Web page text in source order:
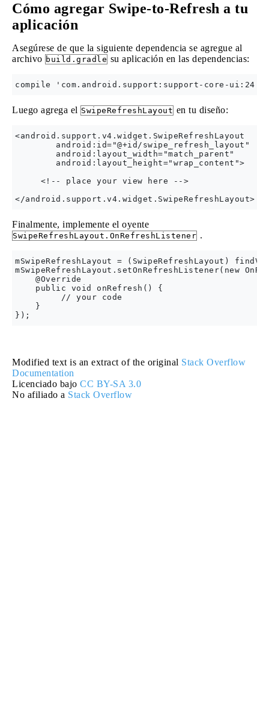
Cómo agregar Swipe-to-Refresh a tu
aplicación
Asegúrese de que la siguiente dependencia se agregue al
archivo build.gradle su aplicación en las dependencias:
Luego agrega el SwipeRefreshLayout en tu diseño:
<android.support.v4.widget.SwipeRefreshLayout
        android:id="@+id/swipe_refresh_layout"
        android:layout_width="match_parent"
        android:layout_height="wrap_content">
     <!-- place your view here -->
Finalmente, implemente el oyente
SwipeRefreshLayout.OnRefreshListener .
mSwipeRefreshLayout = (SwipeRefreshLayout)
mSwipeRefreshLayout.setOnRefreshListener(new
    @Override
    public void onRefresh() {
         // your code
    }
Modified text is an extract of the original Stack Overflow
Documentation
Licenciado bajo CC BY-SA 3.0
No afiliado a Stack Overflow